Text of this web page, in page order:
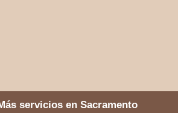
servicios en Sacramento